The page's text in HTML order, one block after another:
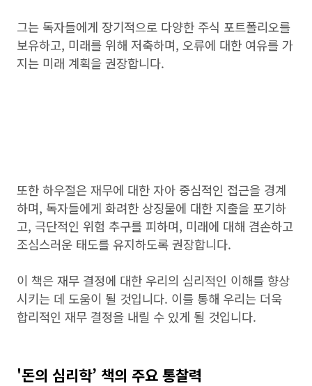
그는 독자들에게 장기적으로 다양한 주식 포트폴리오를
보유하고, 미래를 위해 저축하며, 오류에 대한 여유를 가
지는 미래 계획을 권장합니다.
또한 하우절은 재무에 대한 자아 중심적인 접근을 경계
하며, 독자들에게 화려한 상징물에 대한 지출을 포기하
고, 극단적인 위험 추구를 피하며, 미래에 대해 겸손하고
조심스러운 태도를 유지하도록 권장합니다.
이 책은 재무 결정에 대한 우리의 심리적인 이해를 향상
시키는 데 도움이 될 것입니다. 이를 통해 우리는 더욱
합리적인 재무 결정을 내릴 수 있게 될 것입니다.
'돈의 심리학’ 책의 주요 통찰력